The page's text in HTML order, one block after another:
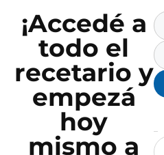
¡Accedé a
todo el
recetario y
empezá
hoy
mismo a